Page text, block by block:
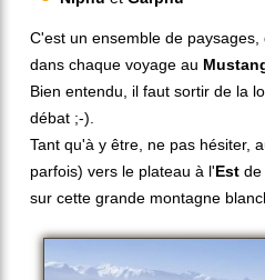
C'est un ensemble de
dans chaque voyage au
Bien entendu, il faut sortir de la
débat ;-).
Tant qu'à y être, ne pas hésiter,
parfois) vers le plateau à l'Est de
sur cette grande montagne